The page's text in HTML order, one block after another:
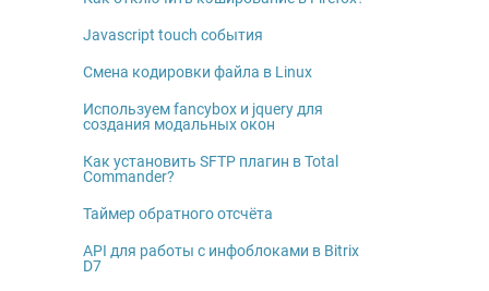
Javascript touch события
Смена кодировки файла в Linux
Используем fancybox и jquery для
создания модальных окон
Как установить SFTP плагин в Total
Commander?
Таймер обратного отсчёта
API для работы с инфоблоками в Bitrix
D7